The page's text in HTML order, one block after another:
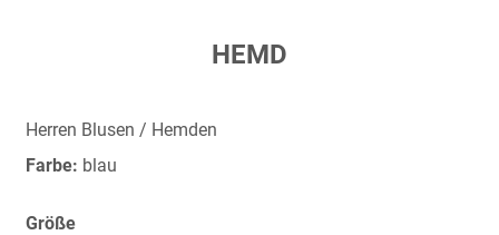
springen
HEMD
Herren Blusen / Hemden
Farbe: blau
Größe